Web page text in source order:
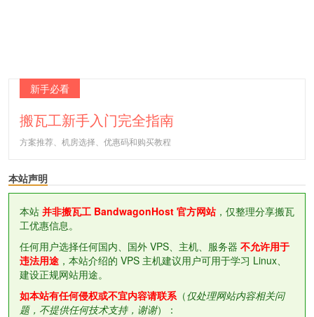
新手必看
搬瓦工新手入门完全指南
方案推荐、机房选择、优惠码和购买教程
本站声明
本站 并非搬瓦工 BandwagonHost 官方网站，仅整理分享搬瓦
工优惠信息。
任何用户选择任何国内、国外 VPS、主机、服务器 不允许用于
违法用途 ，本站介绍的 VPS 主机建议用户可用于学习 Linux、
建设正规网站用途。
如本站有任何侵权或不宜内容请联系（仅处理网站内容相关问
题，不提供任何技术支持，谢谢）：